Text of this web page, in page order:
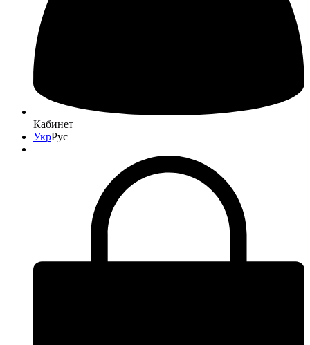
Кабинет
УкрРус